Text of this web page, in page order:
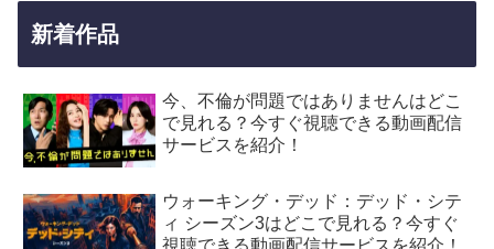
新着作品
今、不倫が問題ではありませんはどこ
で見れる？今すぐ視聴できる動画配信
サービスを紹介！
ウォーキング・デッド：デッド・シテ
ィ シーズン3はどこで見れる？今すぐ
視聴できる動画配信サービスを紹介！